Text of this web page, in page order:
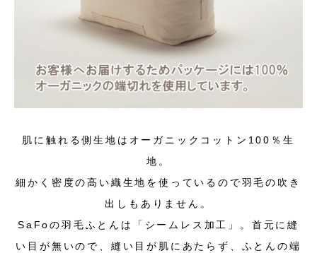
肌に触れる側生地はオーガニックコットン100％生
地。
細かく密度の高い織生地を使っているので羽毛の吹き
出しもありません。
SaFoの羽毛ふとんは「シームレス加工」。首元に縫
い目が無いので、縫い目が肌にあたらず、ふとんの端